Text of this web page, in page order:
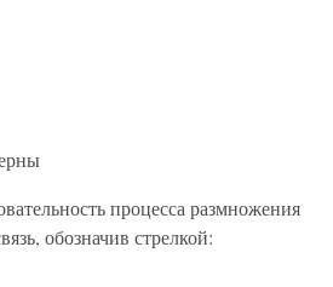
процесса размножения
обозначив стрелкой: